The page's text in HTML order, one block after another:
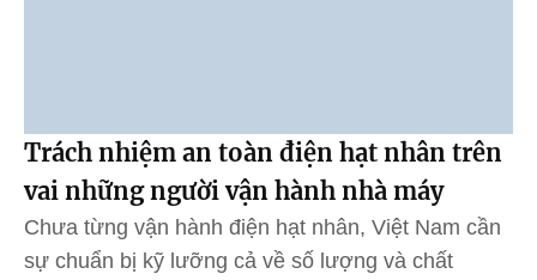
Trách nhiệm an toàn điện hạt nhân trên
vai những người vận hành nhà máy
Chưa từng vận hành điện hạt nhân, Việt Nam cần
sự chuẩn bị kỹ lưỡng cả về số lượng và chất